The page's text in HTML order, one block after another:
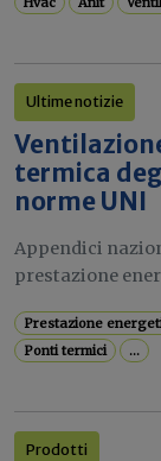
Ultime notizie
termica
norme UNI
Appendici
prestazione
Prestazione
Ponti termici
...
Prodotti